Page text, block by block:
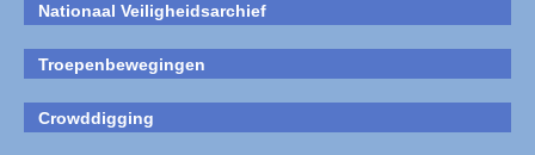
Nationaal Veiligheidsarchief
Troepenbewegingen
Crowddigging